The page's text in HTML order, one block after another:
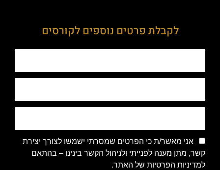
לקבלת פרטים נוספים לקורסים
אני מאשר/ת כי הפרטים שמסרתי ישמשו לצורך יצירת
קשר, מתן מענה לפנייתי ולניהול הקשר בינינו – בהתאם
למדיניות הפרטיות של האתר.